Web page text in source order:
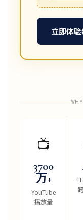
立即体
📺
3700
万+
YouTube
播放量